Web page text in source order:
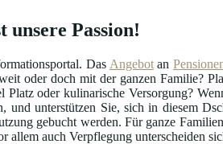
Passion!
Das Angebotan
oder doch mit der ganzen Familie?
Platz oder kulinarische Versorgung?
und unterstützen Sie, sich in diesem
gebucht werden. Für ganze
allem auch Verpflegung unterscheiden